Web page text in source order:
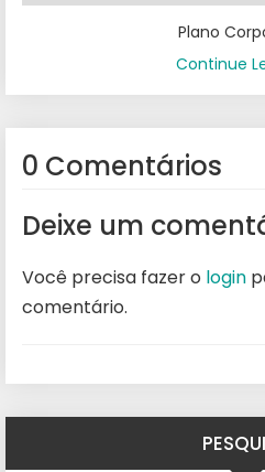
Plano
Continue
0 Comentários
Deixe um
Você precisa fazer o login
comentário.